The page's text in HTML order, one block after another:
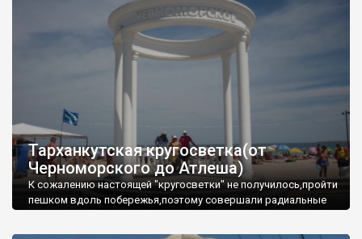
Тарханкутская кругосветка(от
Черноморского до Атлеша)
К сожалению настоящей "кругосветки" не получилось,пройти
пешком вдоль побережья,поэтому совершали радиальные